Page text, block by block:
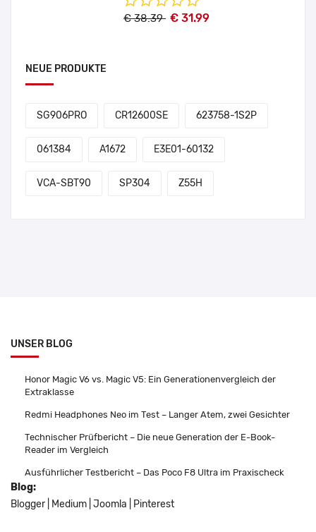
€ 38.39 € 31.99
NEUE PRODUKTE
SG906PRO CR12600SE 623758-1S2P
061384 A1672 E3E01-60132
VCA-SBT90 SP304 Z55H
UNSER BLOG
Honor Magic V6 vs. Magic V5: Ein Generationenvergleich der
Extraklasse
Redmi Headphones Neo im Test – Langer Atem, zwei Gesichter
Technischer Prüfbericht – Die neue Generation der E-Book-
Reader im Vergleich
Ausführlicher Testbericht – Das Poco F8 Ultra im Praxischeck
Blog:
Blogger
Medium Joomla Pinterest